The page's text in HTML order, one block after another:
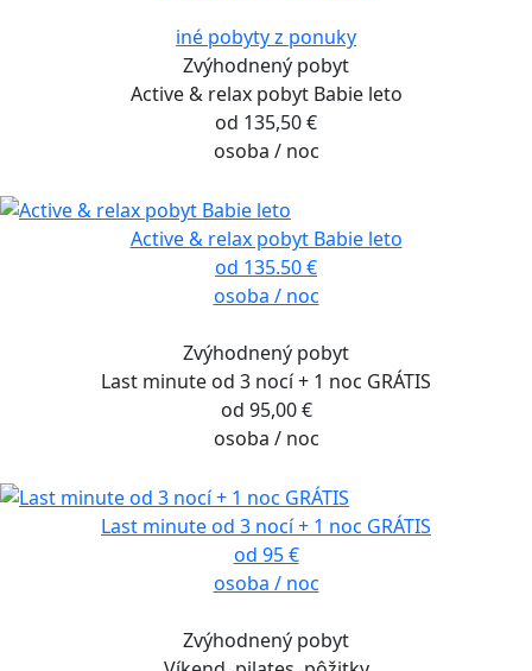
iné pobyty z ponuky
Zvýhodnený pobyt
Active & relax pobyt Babie leto
od 135,50 €
osoba / noc
Active & relax pobyt Babie leto
od 135.50 €
osoba / noc
Zvýhodnený pobyt
Last minute od 3 nocí + 1 noc GRÁTIS
od 95,00 €
osoba / noc
Last minute od 3 nocí + 1 noc GRÁTIS
od 95 €
osoba / noc
Zvýhodnený pobyt